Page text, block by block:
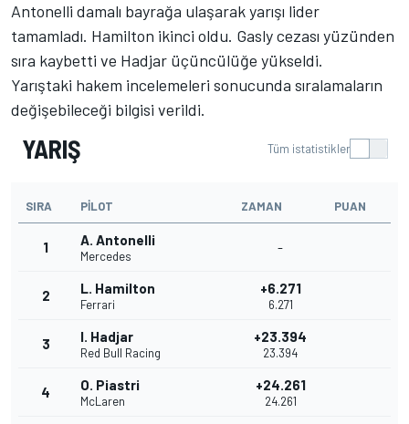
Antonelli damalı bayrağa ulaşarak yarışı lider
tamamladı. Hamilton ikinci oldu. Gasly cezası yüzünden
sıra kaybetti ve Hadjar üçüncülüğe yükseldi.
Yarıştaki hakem incelemeleri sonucunda sıralamaların
değişebileceği bilgisi verildi.
YARIŞ Tüm istatistikler
SIRA PILOT ZAMAN PUAN
1 A. Antonelli
Mercedes
-
2 L. Hamilton
Ferrari
+6.271
6.271
3 I. Hadjar
Red Bull Racing
+23.394
23.394
4 O. Piastri
McLaren
+24.261
24.261